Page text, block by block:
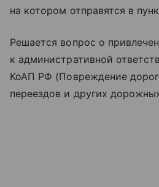
на котором отправятся в
Решается вопрос о
к административной
КоАП РФ (Повреждение
переездов и других